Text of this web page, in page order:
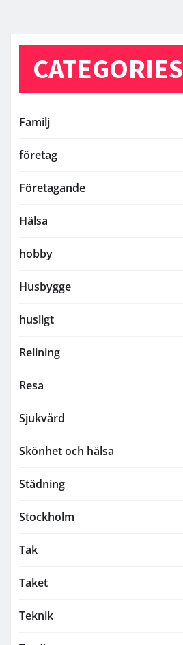
CATEGORIES
Familj
företag
Företagande
Hälsa
hobby
Husbygge
husligt
Relining
Resa
Sjukvård
Skönhet och hälsa
Städning
Stockholm
Tak
Taket
Teknik